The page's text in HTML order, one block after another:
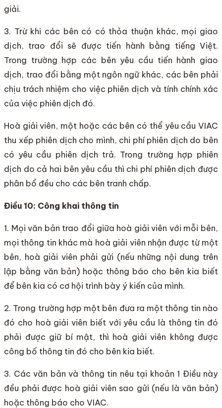
giải.
3. Trừ khi các bên có có thỏa thuận khác, mọi giao
dịch, trao đổi sẽ được tiến hành bằng tiếng Việt.
Trong trường hợp các bên yêu cầu tiến hành giao
dịch, trao đổi bằng một ngôn ngữ khác, các bên phải
chịu trách nhiệm cho việc phiên dịch và tính chính xác
của việc phiên dịch đó.
Hoà giải viên, một hoặc các bên có thể yêu cầu VIAC
thu xếp phiên dịch cho mình, chi phí phiên dịch do bên
có yêu cầu phiên dịch trả. Trong trường hợp phiên
dịch do cả hai bên yêu cầu thì chi phí phiên dịch được
phân bổ đều cho các bên tranh chấp.
Điều 10: Công khai thông tin
1. Mọi văn bản trao đổi giữa hoà giải viên với mỗi bên,
mọi thông tin khác mà hoà giải viên nhận được từ một
bên, hoà giải viên phải gửi (nếu những nội dung trên
lập bằng văn bản) hoặc thông báo cho bên kia biết
để bên kia có cơ hội trình bày ý kiến của mình.
2. Trong trường hợp một bên đưa ra một thông tin nào
đó cho hoà giải viên biết với yêu cầu là thông tin đó
phải được giữ bí mật, thì hoà giải viên không được
công bố thông tin đó cho bên kia biết.
3. Các văn bản và thông tin nêu tại khoản 1 Điều này
đều phải được hoà giải viên sao gửi (nếu là văn bản)
hoặc thông báo cho VIAC.